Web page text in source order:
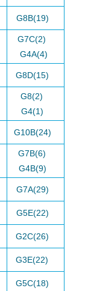
G8B(19)
G7C(2)
G4A(4)
G8D(15)
G8(2)
G4(1)
G10B(24)
G7B(6)
G4B(9)
G7A(29)
G5E(22)
G2C(26)
G3E(22)
G5C(18)